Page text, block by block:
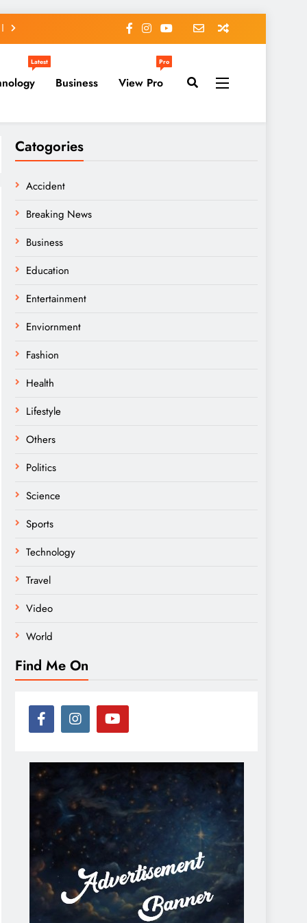
Latest
Business View Pro
Pro
Catogories
Accident
Breaking News
Business
Education
Entertainment
Enviornment
Fashion
Health
Lifestyle
Others
Politics
Science
Sports
Technology
Travel
Video
World
Find Me On